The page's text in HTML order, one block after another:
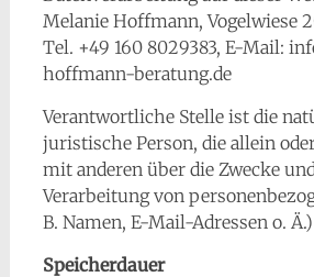
Melanie Hoffmann, Vogelwiese
Tel. +49 160 8029383, E-Mail:
hoffmann-beratung.de
Verantwortliche Stelle ist die
juristische Person, die allein
mit anderen über die Zwecke
Verarbeitung von
B. Namen, E-Mail-Adressen o.
Speicherdauer